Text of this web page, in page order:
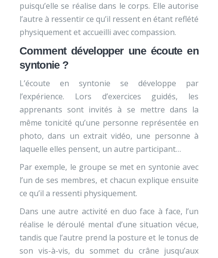
puisqu’elle se réalise dans le corps. Elle autorise
l’autre à ressentir ce qu’il ressent en étant reflété
physiquement et accueilli avec compassion.
Comment développer une écoute en
syntonie ?
L’écoute en syntonie se développe par
l’expérience. Lors d’exercices guidés, les
apprenants sont invités à se mettre dans la
même tonicité qu’une personne représentée en
photo, dans un extrait vidéo, une personne à
laquelle elles pensent, un autre participant…
Par exemple, le groupe se met en syntonie avec
l’un de ses membres, et chacun explique ensuite
ce qu’il a ressenti physiquement.
Dans une autre activité en duo face à face, l’un
réalise le déroulé mental d’une situation vécue,
tandis que l’autre prend la posture et le tonus de
son vis-à-vis, du sommet du crâne jusqu’aux